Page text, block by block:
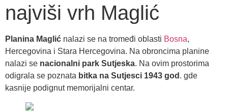
najviši vrh Maglić
Planina Maglić nalazi se na tromeđi oblasti Bosna,
Hercegovina i Stara Hercegovina. Na obroncima planine
nalazi se nacionalni park Sutjeska. Na ovim prostorima
odigrala se poznata bitka na Sutjesci 1943 god . gde
kasnije podignut memorijalni centar.